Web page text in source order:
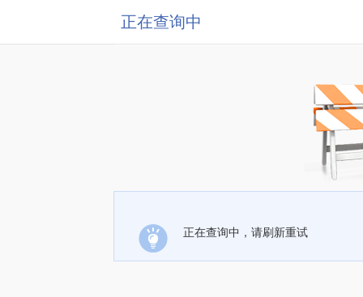
正在查询中
正在查询中，请刷新重试